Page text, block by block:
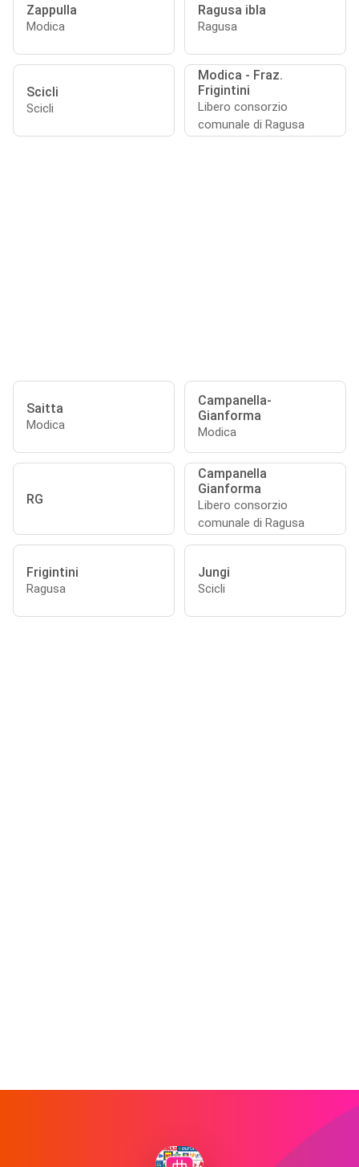
Zappulla
Modica
Ragusa ibla
Ragusa
Scicli
Scicli
Modica - Fraz.
Frigintini
Libero consorzio
comunale di Ragusa
Saitta
Modica
Campanella-
Gianforma
Modica
RG
Campanella
Gianforma
Libero consorzio
comunale di Ragusa
Frigintini
Ragusa
Jungi
Scicli